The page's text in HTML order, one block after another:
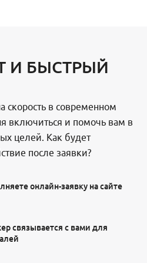
И БЫСТРЫЙ
в современном
включиться и помочь вам в
целей. Как будет
после заявки?
онлайн-заявку на сайте
связывается с вами для